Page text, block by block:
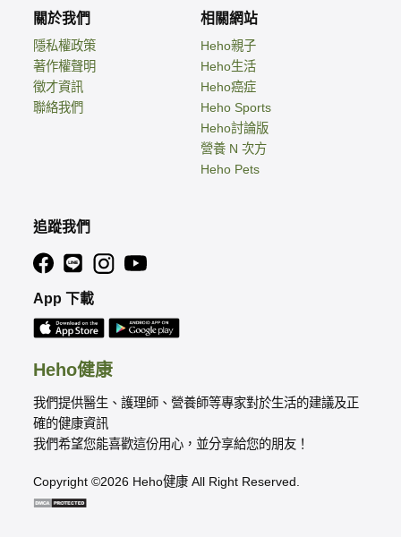
Heho健康
我們提供醫生、護理師、營養師等專家對於生活的建議及正
確的健康資訊
我們希望您能喜歡這份用心，並分享給您的朋友！
Copyright ©2026 Heho健康 All Right Reserved.
關於我們
隱私權政策
著作權聲明
徵才資訊
聯絡我們
相關網站
Heho親子
Heho生活
Heho癌症
Heho Sports
Heho討論版
營養 N 次方
Heho Pets
追蹤我們
App 下載